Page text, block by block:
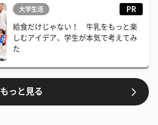
大学生活 PR
給食だけじゃない！ 牛乳をもっと楽
しむアイデア、学生が本気で考えてみ
た
もっと見る